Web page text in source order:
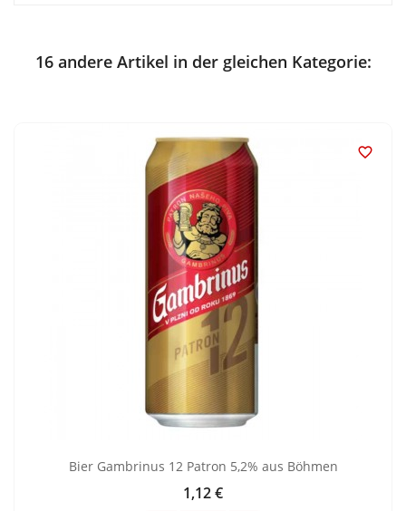
16 andere Artikel in der gleichen Kategorie:

Bier Gambrinus 12 Patron 5,2% aus Böhmen
Preis
1,12 €